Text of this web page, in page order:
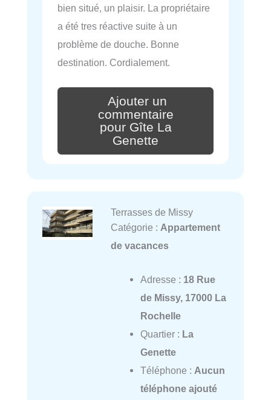
bien situé, un plaisir. La propriétaire
a été tres réactive suite à un
problème de douche. Bonne
destination. Cordialement.
Ajouter un
commentaire
pour Gîte La
Genette
Terrasses de Missy
Catégorie : Appartement
de vacances
Adresse : 18 Rue
de Missy, 17000 La
Rochelle
Quartier : La
Genette
Téléphone : Aucun
téléphone ajouté